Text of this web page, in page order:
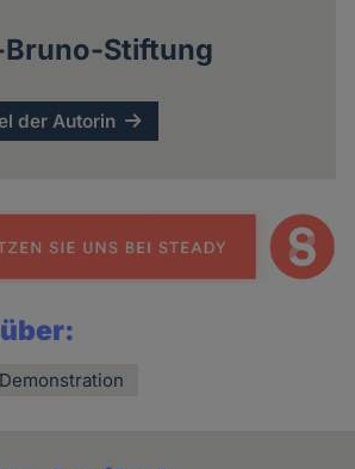
Stiftung
der Autorin
Demonstration